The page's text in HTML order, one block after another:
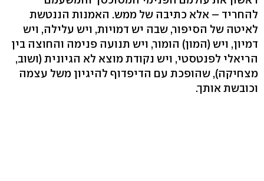
להחריד – אלא כתיבה של ממש. האמנות הננטשת
לאיטה של הסיפור, שבה יש דמויות, ויש עלילה, ויש
דמיון, ויש (המון) הומור, ויש תנועה פנימה והחוצה בין
הריאלי לפנטסטי, ויש נקודת מוצא לא הגיונית (ושוב,
מצחיקה), שהופכת עם הדיפדוף להיגיון משל עצמה
וכובשת אותך.